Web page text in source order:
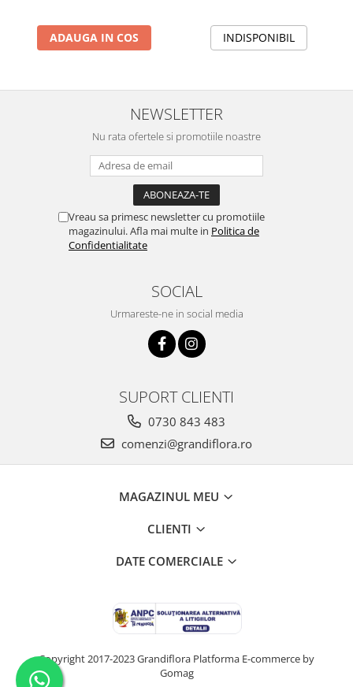
ADAUGA IN COS INDISPONIBIL
NEWSLETTER
Nu rata ofertele si promotiile noastre
Vreau sa primesc newsletter cu promotiile
magazinului. Afla mai multe in Politica de
Confidentialitate
SOCIAL
Urmareste-ne in social media
SUPORT CLIENTI
0730 843 483
comenzi@grandiflora.ro
MAGAZINUL MEU
CLIENTI
DATE COMERCIALE
Copyright 2017-2023 Grandiflora Platforma E-commerce by
Gomag